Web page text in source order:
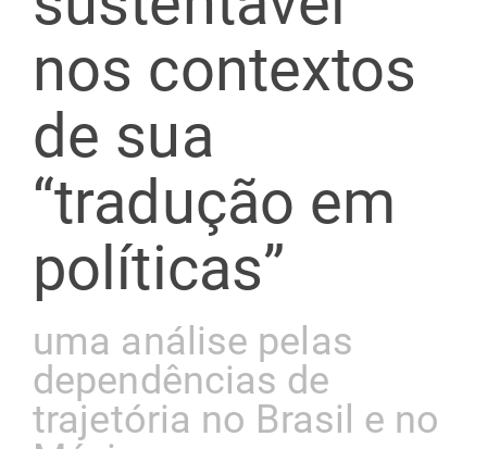
nos contextos
de sua
“tradução em
políticas”
uma análise pelas
dependências de
trajetória no Brasil e no